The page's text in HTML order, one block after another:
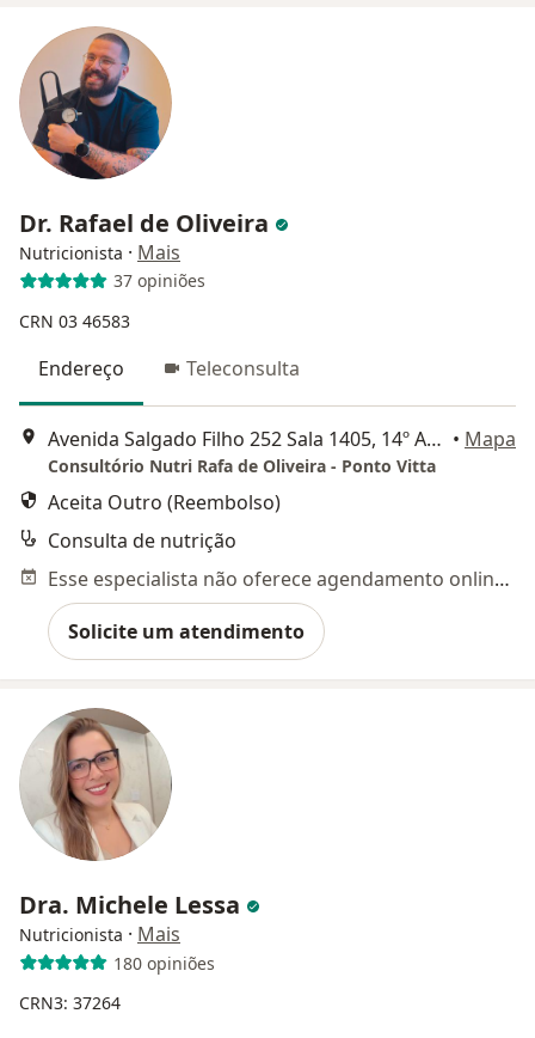
Dr. Rafael de Oliveira
Nutricionista · Mais
37 opiniões
CRN 03 46583
Endereço Teleconsulta
Avenida Salgado Filho 252 Sala 1405, 14º Andar, Guarulhos • Mapa
Consultório Nutri Rafa de Oliveira - Ponto Vitta
Aceita Outro (Reembolso)
Consulta de nutrição
Esse especialista não oferece agendamento online para esse endereço.
Solicite um atendimento
Dra. Michele Lessa
Nutricionista · Mais
180 opiniões
CRN3: 37264